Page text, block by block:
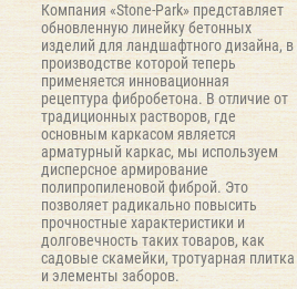
Компания «Stone-Park» представляет
обновленную линейку бетонных
изделий для ландшафтного дизайна, в
производстве которой теперь
применяется инновационная
рецептура фибробетона. В отличие от
традиционных растворов, где
основным каркасом является
арматурный каркас, мы используем
дисперсное армирование
полипропиленовой фиброй. Это
позволяет радикально повысить
прочностные характеристики и
долговечность таких товаров, как
садовые скамейки, тротуарная плитка
и элементы заборов.